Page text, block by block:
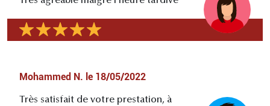
Mohammed N. le 18/05/2022
Très satisfait de votre prestation, à